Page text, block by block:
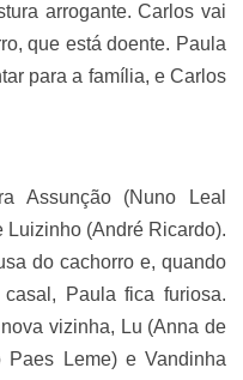
arrogante. Carlos vai
que está doente. Paula
para a família, e Carlos
Assunção (Nuno Leal
Luizinho (André Ricardo).
do cachorro e, quando
Paula fica furiosa.
vizinha, Lu (Anna de
Leme) e Vandinha